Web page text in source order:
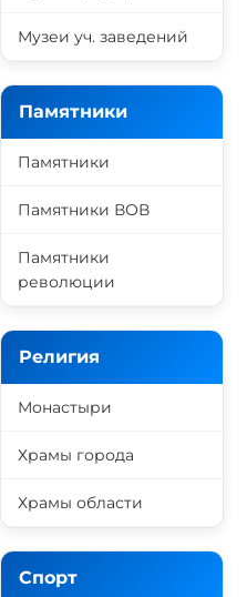
Музеи уч. заведений
Памятники
Памятники
Памятники ВОВ
Памятники
революции
Религия
Монастыри
Храмы города
Храмы области
Спорт